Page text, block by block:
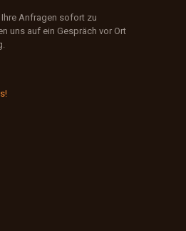
Anfragen sofort zu
uns auf ein Gespräch vor Ort